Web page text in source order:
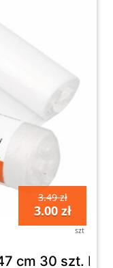
3.49 zł
3.00 zł
szt
cm 30 szt.